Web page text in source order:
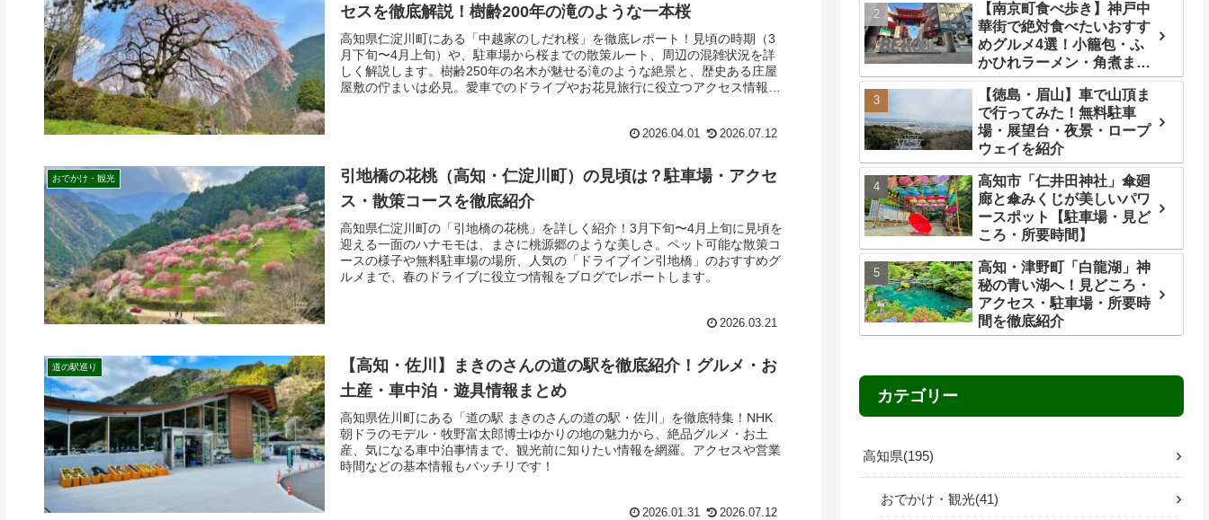
セスを徹底解説！樹齢200年の滝のような一本桜
高知県仁淀川町にある「中越家のしだれ桜」を徹底レポート！見頃の時期（3
月下旬〜4月上旬）や、駐車場から桜までの散策ルート、周辺の混雑状況を詳
しく解説します。樹齢250年の名木が魅せる滝のような絶景と、歴史ある庄屋
屋敷の佇まいは必見。愛車でのドライブやお花見旅行に役立つアクセス情報満
2026.04.01 2026.07.12
おでかけ・観光
引地橋の花桃（高知・仁淀川町）の見頃は？駐車場・アクセ
ス・散策コースを徹底紹介
高知県仁淀川町の「引地橋の花桃」を詳しく紹介！3月下旬〜4月上旬に見頃を
迎える一面のハナモモは、まさに桃源郷のような美しさ。ペット可能な散策コ
ースの様子や無料駐車場の場所、人気の「ドライブイン引地橋」のおすすめグ
ルメまで、春のドライブに役立つ情報をブログでレポートします。
2026.03.21
道の駅巡り
【高知・佐川】まきのさんの道の駅を徹底紹介！グルメ・お
土産・車中泊・遊具情報まとめ
高知県佐川町にある「道の駅 まきのさんの道の駅・佐川」を徹底特集！NHK
朝ドラのモデル・牧野富太郎博士ゆかりの地の魅力から、絶品グルメ・お土
産、気になる車中泊事情まで、観光前に知りたい情報を網羅。アクセスや営業
時間などの基本情報もバッチリです！
2026.01.31 2026.07.12
【南京町食べ歩き】神戸中
華街で絶対食べたいおすす
めグルメ4選！小籠包・ふ
かひれラーメン・角煮ま
ん・ごま団子を実食レビュ
ー
【徳島・眉山】車で山頂ま
で行ってみた！無料駐車
場・展望台・夜景・ロープ
ウェイを紹介
高知市「仁井田神社」傘廻
廊と傘みくじが美しいパワ
ースポット【駐車場・見ど
ころ・所要時間】
高知・津野町「白龍湖」神
秘の青い湖へ！見どころ・
アクセス・駐車場・所要時
間を徹底紹介
カテゴリー
高知県 195
おでかけ・観光 41